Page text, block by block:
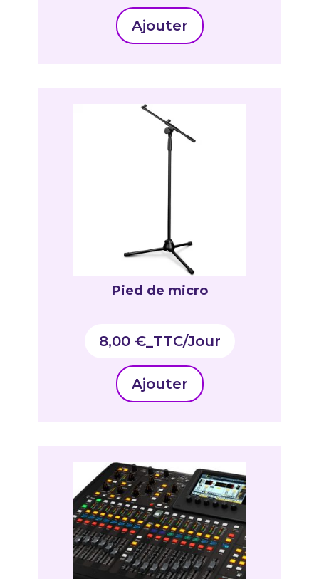
Ajouter
Pied de micro
8,00 €_TTC
Ajouter